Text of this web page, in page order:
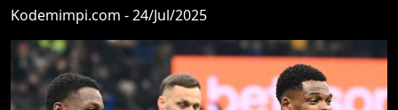
Kodemimpi.com - 24/Jul/2025